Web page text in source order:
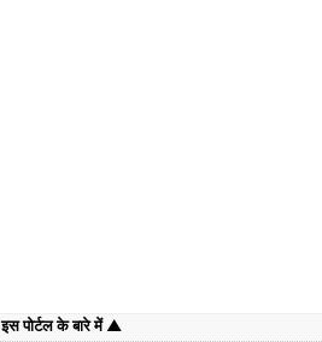
इस पोर्टल के बारे में